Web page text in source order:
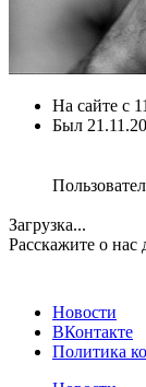
На сайте с
Был
Загрузка...
Расскажите о нас
Новости
ВКонтакте
Политика